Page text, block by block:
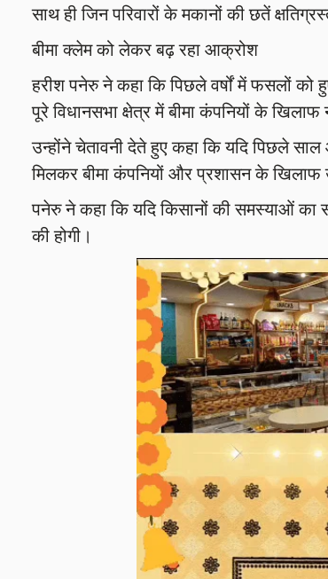
साथ ही जिन परिवारों के मकानों की छतें
बीमा क्लेम को लेकर बढ़ रहा आक्रोश
हरीश पनेरु ने कहा कि पिछले वर्षों में फसलों को
पूरे विधानसभा क्षेत्र में बीमा कंपनियों के खिलाफ
उन्होंने चेतावनी देते हुए कहा कि यदि पिछले
मिलकर बीमा कंपनियों और प्रशासन के खिलाफ
पनेरु ने कहा कि यदि किसानों की समस्याओं का
की होगी।